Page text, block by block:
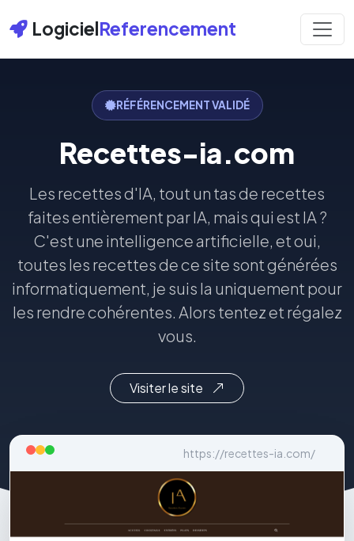
LogicielReferencement
RÉFÉRENCEMENT VALIDÉ
Recettes-ia.com
Les recettes d'IA, tout un tas de recettes
faites entièrement par IA, mais qui est IA ?
C'est une intelligence artificielle, et oui,
toutes les recettes de ce site sont générées
informatiquement, je suis la uniquement pour
les rendre cohérentes. Alors tentez et régalez
vous.
Visiter le site
https://recettes-ia.com/